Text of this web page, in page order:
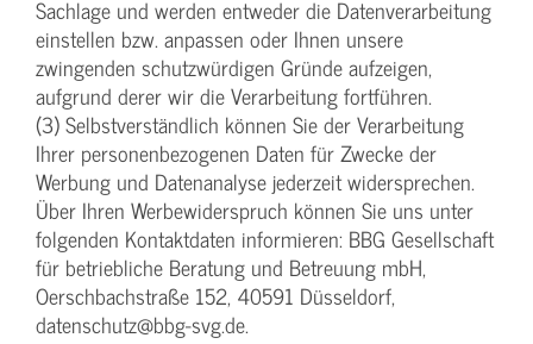
Sachlage und werden entweder die Datenverarbeitung
einstellen bzw. anpassen oder Ihnen unsere
zwingenden schutzwürdigen Gründe aufzeigen,
aufgrund derer wir die Verarbeitung fortführen.
(3) Selbstverständlich können Sie der Verarbeitung
Ihrer personenbezogenen Daten für Zwecke der
Werbung und Datenanalyse jederzeit widersprechen.
Über Ihren Werbewiderspruch können Sie uns unter
folgenden Kontaktdaten informieren: BBG Gesellschaft
für betriebliche Beratung und Betreuung mbH,
Oerschbachstraße 152, 40591 Düsseldorf,
datenschutz@bbg-svg.de.